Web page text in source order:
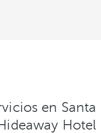
en Santa
Hotel